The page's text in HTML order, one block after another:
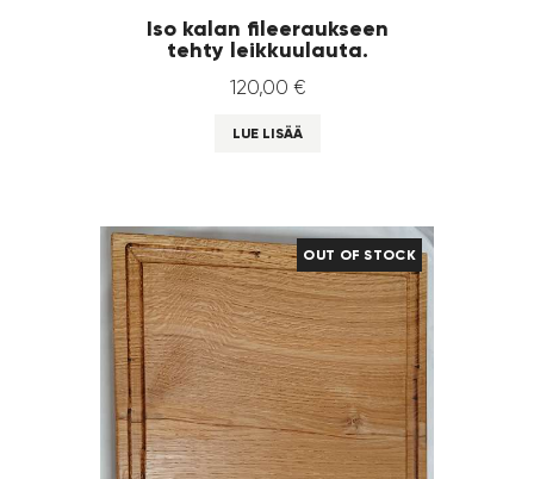
Iso kalan fileeraukseen
tehty leikkuulauta.
120,00 €
LUE LISÄÄ
OUT OF STOCK